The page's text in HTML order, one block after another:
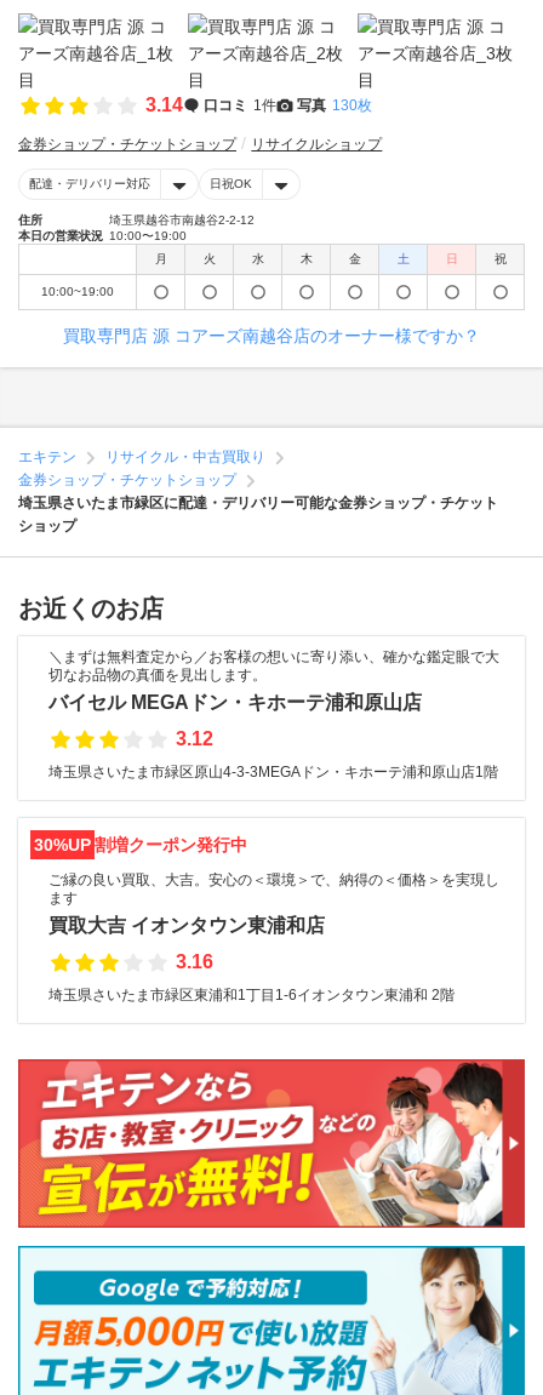
3.14 口コミ 1件 写真 130枚
金券ショップ・チケットショップ リサイクルショップ
配達・デリバリー対応 日祝OK
住所
埼玉県越谷市南越谷2-2-12
本日の営業状況 10:00〜19:00
月
火 水 木 金 土 日 祝
10:00~19:00
買取専門店 源 コアーズ南越谷店のオーナー様ですか？
エキテン
リサイクル・中古買取り
金券ショップ・チケットショップ
埼玉県さいたま市緑区に配達・デリバリー可能な金券ショップ・チケット
ショップ
お近くのお店
＼まずは無料査定から／お客様の想いに寄り添い、確かな鑑定眼で大
切なお品物の真価を見出します。
バイセル MEGAドン・キホーテ浦和原山店
3.12
埼玉県さいたま市緑区原山4-3-3MEGAドン・キホーテ浦和原山店1階
30%UP割増クーポン発行中
ご縁の良い買取、大吉。安心の＜環境＞で、納得の＜価格＞を実現し
ます
買取大吉 イオンタウン東浦和店
3.16
埼玉県さいたま市緑区東浦和1丁目1-6イオンタウン東浦和 2階